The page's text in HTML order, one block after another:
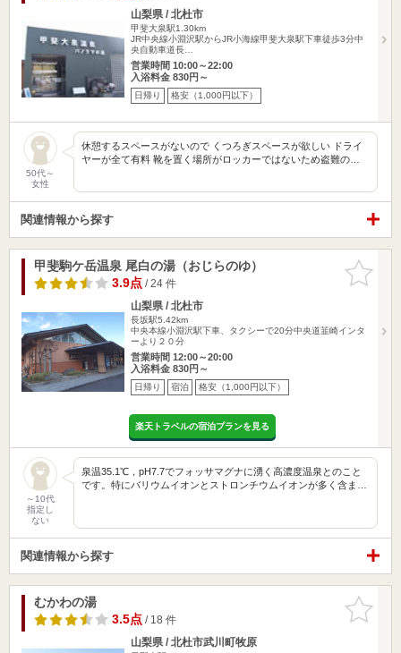
山梨県 / 北杜市
甲斐大泉駅1.30km
JR中央線小淵沢駅からJR小海線甲斐大泉駅下車徒歩3分中
央自動車道長…
営業時間 10:00～22:00
入浴料金 830円～
日帰り 格安（1,000円以下）
50代～
女性
休憩するスペースがないので くつろぎスペースが欲しい ドライ
ヤーが全て有料 靴を置く場所がロッカーではないため盗難の…
関連情報から探す
お気に入
りに追加
甲斐駒ケ岳温泉 尾白の湯（おじらのゆ）
3.9点/ 24 件
山梨県 / 北杜市
長坂駅5.42km
中央本線小淵沢駅下車、タクシーで20分中央道韮崎インタ
ーより２０分
営業時間 12:00～20:00
入浴料金 830円～
日帰り 宿泊 格安（1,000円以下）
楽天トラベルの宿泊プランを見る
～10代
指定し
ない
泉温35.1℃，pH7.7でフォッサマグナに湧く高濃度温泉とのこと
です。特にバリウムイオンとストロンチウムイオンが多く含ま…
関連情報から探す
お気に入
りに追加
むかわの湯
3.5点/ 18 件
山梨県 / 北杜市武川町牧原